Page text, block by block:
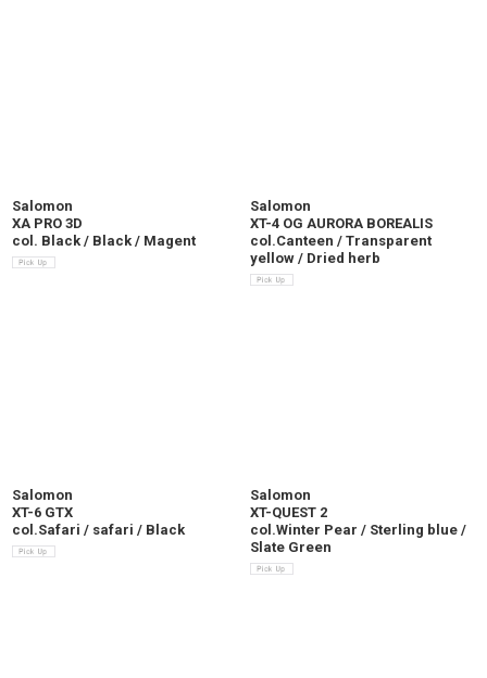
Salomon
XA PRO 3D
col. Black / Black / Magent
Salomon
XT-4 OG AURORA BOREALIS
col.Canteen / Transparent
yellow / Dried herb
Salomon
XT-6 GTX
col.Safari / safari / Black
Salomon
XT-QUEST 2
col.Winter Pear / Sterling blue /
Slate Green